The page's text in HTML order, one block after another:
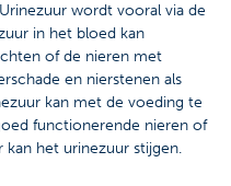
wordt vooral via de
in het bloed kan
of de nieren met
en nierstenen als
kan met de voeding te
functionerende nieren of
kan het urinezuur stijgen.